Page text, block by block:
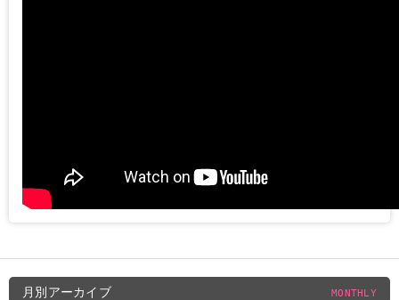
月別アーカイブ MONTHLY